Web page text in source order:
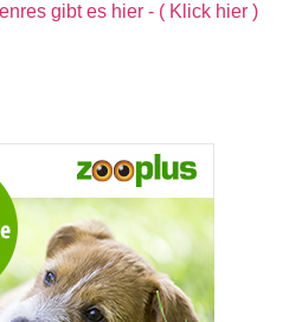
gibt es hier - ( Klick hier )